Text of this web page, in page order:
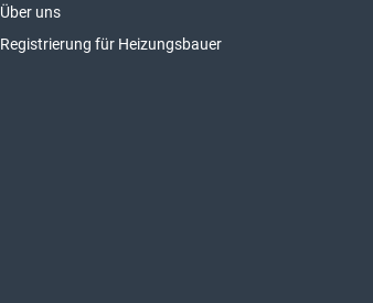
Über uns
Registrierung für Heizungsbauer